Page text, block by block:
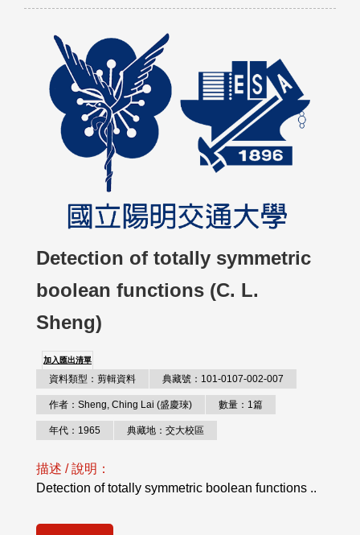
Detection of totally symmetric
boolean functions (C. L.
Sheng)
加入匯出清單
資料類型：剪輯資料 典藏號：101-0107-002-007
作者：Sheng, Ching Lai (盛慶琜) 數量：1篇
年代：1965 典藏地：交大校區
描述 / 說明：
Detection of totally symmetric boolean functions ..